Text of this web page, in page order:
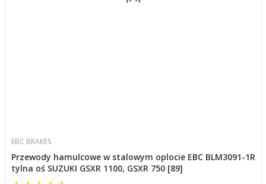
EBC BRAKES
Przewody hamulcowe w stalowym oplocie EBC BLM3091-1R
tylna oś SUZUKI GSXR 1100, GSXR 750 [89]